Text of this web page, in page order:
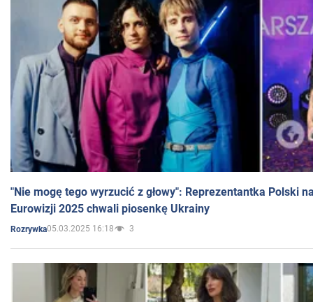
"Nie mogę tego wyrzucić z głowy": Reprezentantka Polski
Eurowizji 2025 chwali piosenkę Ukrainy
Rozrywka05.03.2025 16:18 3